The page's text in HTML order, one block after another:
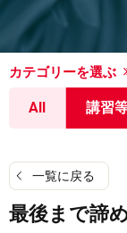
カテゴリーを選ぶ
All 講習
一覧に戻る
最後まで諦